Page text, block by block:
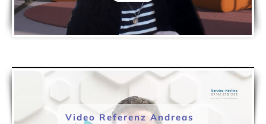
Video Referenz Andreas